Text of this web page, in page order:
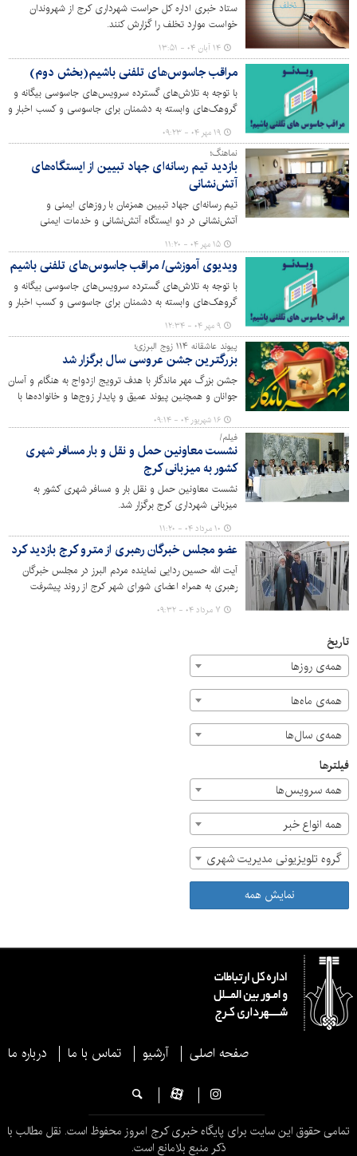
ستاد خبری اداره کل حراست شهرداری کرج از شهروندان
خواست موارد تخلف را گزارش کنند.
۱۴ آبان ۰۴ - ۱۳:۵۱
مراقب جاسوس‌های تلفنی باشیم(بخش دوم)
با توجه به تلاش‌های گسترده سرویس‌های جاسوسی بیگانه و
گروهک‌های وابسته به دشمنان برای جاسوسی و کسب اخبار و
اطلاعات حساس کشور از طریق تخلیه تلفنی، آگاه‌سازی
شهروندان درباره این اقدامات از اهمیت بسزایی برخوردار است.
این ویدیوی آموزشی با هدف افزایش آگاهی و دانش مردم
بویژه کارکنان دستگاه‌ها، طراحی و تولید شده است.
۱۹ مهر ۰۴ - ۰۹:۲۳
نماهنگ؛
بازدید تیم رسانه‌ای جهاد تبیین از ایستگاه‌های
آتش‌نشانی
تیم رسانه‌ای جهاد تبیین همزمان با روزهای ایمنی و
آتش‌نشانی در دو ایستگاه آتش‌نشانی و خدمات ایمنی
شهرداری کرج حاضر شده و ضمن آشنایی با فعالیت‌ها و
مشکلات این قشر تلاشگر، از پرسنل خدوم مجموعه به ویژه در
دوران جنگ 12 روزه تقدیر کردند.
۱۵ مهر ۰۴ - ۱۱:۲۰
ویدیوی آموزشی/ مراقب جاسوس‌های تلفنی باشیم
با توجه به تلاش‌های گسترده سرویس‌های جاسوسی بیگانه و
گروهک‌های وابسته به دشمنان برای جاسوسی و کسب اخبار و
اطلاعات حساس کشور از طریق تخلیه تلفنی، آگاه‌سازی
شهروندان درباره این اقدامات از اهمیت بسزایی برخوردار است.
این ویدیوی آموزشی با هدف افزایش آگاهی و دانش مردم
بویژه کارکنان دستگاه‌ها، طراحی و تولید شده است.
۹ مهر ۰۴ - ۱۲:۳۴
پیوند عاشقانه ۱۱۴ زوج البرزی؛
بزرگترین جشن عروسی سال برگزار شد
جشن بزرگ مهر ماندگار با هدف ترویج ازدواج به هنگام و آسان
جوانان و همچنین پیوند عمیق و پایدار زوج‌ها و خانواده‌ها با
حضور ۱۱۴ زوج عاشق البرزی برگزار شد.۱۶ شهریور ۰۴ - ۰۹:۱۴
فیلم/
نشست معاونین حمل و نقل و بار مسافر شهری
کشور به میزبانی کرج
نشست معاونین حمل و نقل بار و مسافر شهری کشور به
میزبانی شهرداری کرج برگزار شد.
۱۰ مرداد ۰۴ - ۱۱:۲۰
عضو مجلس خبرگان رهبری از مترو کرج بازدید کرد
آیت الله حسین ردایی نماینده مردم البرز در مجلس خبرگان
رهبری به همراه اعضای شورای شهر کرج از روند پیشرفت
اولویت‌های راه‌اندازی خط ۲ قطار شهری کرج بازدید کرد.
۷ مرداد ۰۴ - ۰۹:۳۲
تاریخ
همه‌ی روزها
همه‌ی ماه‌ها
همه‌ی سال‌ها
فیلترها
همه سرویس‌ها
همه انواع خبر
گروه تلویزیونی مدیریت شهری
نمایش همه
صفحه اصلی آرشیو تماس با ما درباره ما
تمامی حقوق این سایت برای پایگاه خبری کرج امروز محفوظ است. نقل مطالب با
ذکر منبع بلامانع است.